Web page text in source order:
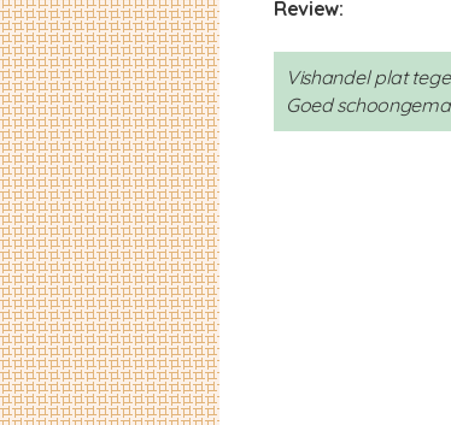
Review:
Vishandel plat
Goed